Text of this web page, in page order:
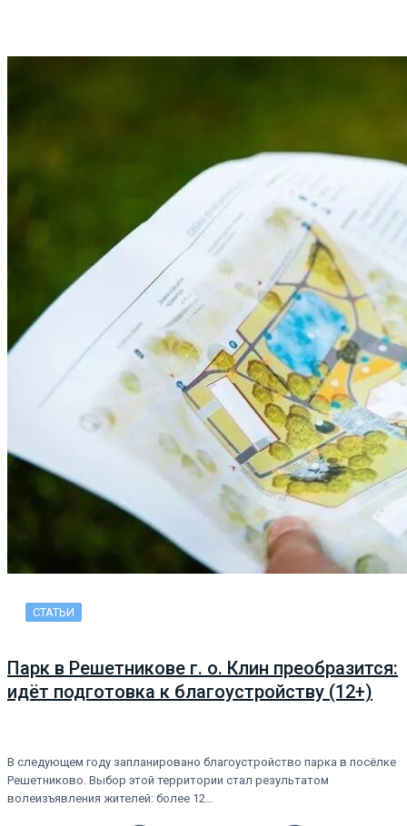
СТАТЬИ
Парк в Решетникове г. о. Клин преобразится:
идёт подготовка к благоустройству (12+)
В следующем году запланировано благоустройство парка в посёлке
Решетниково. Выбор этой территории стал результатом
волеизъявления жителей: более 12…